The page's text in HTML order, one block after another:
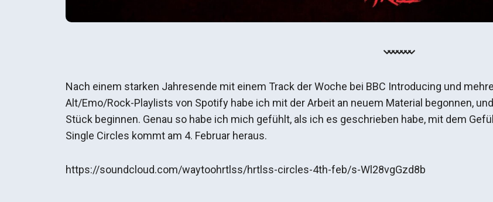
Nach einem starken Jahresende mit einem Track der Woche bei BBC Introducing und
Alt/Emo/Rock-Playlists von Spotify habe ich mit der Arbeit an neuem Material begonnen,
Stück beginnen. Genau so habe ich mich gefühlt, als ich es geschrieben habe, mit dem
Single Circles kommt am 4. Februar heraus.
https://soundcloud.com/waytoohrtlss/hrtlss-circles-4th-feb/s-Wl28vgGzd8b